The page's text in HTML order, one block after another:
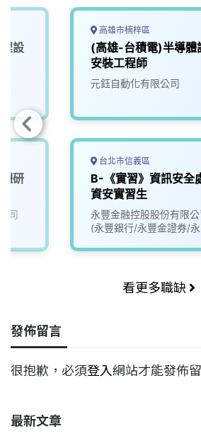
設
研
司
高雄市楠梓區
(高雄-台積電)半導體
安裝工程師
元鈺自動化有限公司
台北市信義區
B-《實習》資訊安全
資安實習生
永豐金融控股股份有限公
(永豐銀行/永豐金證券/永
看更多職缺
發佈留言
很抱歉，必須登入網站才能發佈
最新文章